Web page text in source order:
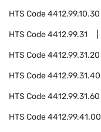
HTS Code4412.99.10.30
HTS Code4412.99.31
HTS Code4412.99.31.20
HTS Code4412.99.31.40
HTS Code4412.99.31.60
HTS Code4412.99.41.00